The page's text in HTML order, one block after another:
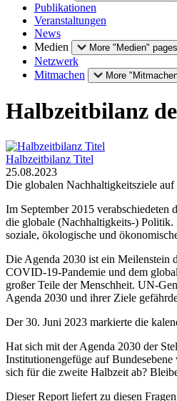
Publikationen
Veranstaltungen
News
Medien
More "Medien" pages
Netzwerk
Mitmachen
More
Halbzeitbilanz
Halbzeitbilanz Titel
25.08.2023
Die globalen Nachhaltigkeitsziele auf
Im September 2015
die globale (Nachhaltigkeits-)
soziale, ökologische und
Die Agenda 2030 ist ein Meilenstein
COVID-19-Pandemie und dem
großer Teile der Menschheit. UN-
Agenda 2030 und ihrer Ziele
Der 30. Juni 2023 markierte die
Hat sich mit der Agenda 2030 der
Institutionengefüge auf
sich für die zweite Halbzeit ab?
Dieser Report liefert zu diesen